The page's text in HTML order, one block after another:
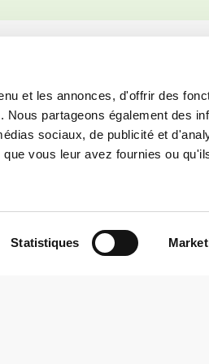
et les annonces, d'offrir des
partageons également des
sociaux, de publicité et
vous leur avez fournies ou
Statistiques